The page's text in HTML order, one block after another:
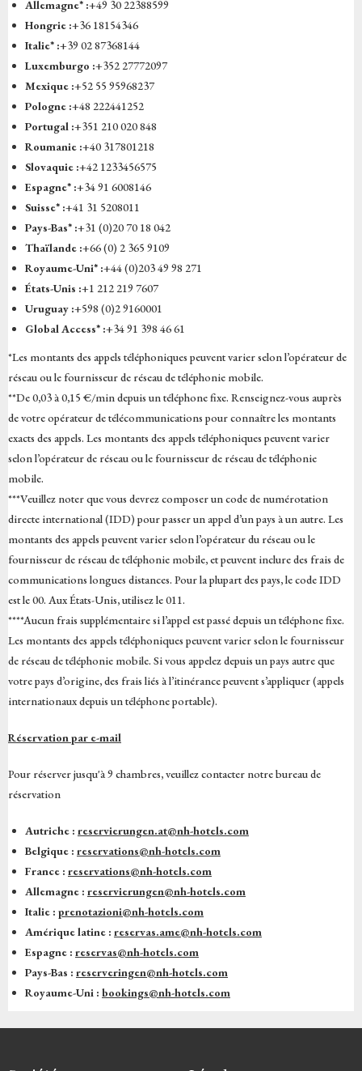
Allemagne* :+49 30 22388599
Hongrie :+36 18154346
Italie* :+39 02 87368144
Luxemburgo :+352 27772097
Mexique :+52 55 95968237
Pologne :+48 222441252
Portugal :+351 210 020 848
Roumanie :+40 317801218
Slovaquie :+42 1233456575
Espagne* :+34 91 6008146
Suisse* :+41 31 5208011
Pays-Bas* :+31 (0)20 70 18 042
Thaïlande :+66 (0) 2 365 9109
Royaume-Uni* :+44 (0)203 49 98 271
États-Unis :+1 212 219 7607
Uruguay :+598 (0)2 9160001
Global Access* :+34 91 398 46 61
*Les montants des appels téléphoniques peuvent varier selon l’opérateur de
réseau ou le fournisseur de réseau de téléphonie mobile.
**De 0,03 à 0,15 €/min depuis un téléphone fixe. Renseignez-vous auprès
de votre opérateur de télécommunications pour connaître les montants
exacts des appels. Les montants des appels téléphoniques peuvent varier
selon l’opérateur de réseau ou le fournisseur de réseau de téléphonie
mobile.
***Veuillez noter que vous devrez composer un code de numérotation
directe international (IDD) pour passer un appel d’un pays à un autre. Les
montants des appels peuvent varier selon l’opérateur du réseau ou le
fournisseur de réseau de téléphonie mobile, et peuvent inclure des frais de
communications longues distances. Pour la plupart des pays, le code IDD
est le 00. Aux États-Unis, utilisez le 011.
****Aucun frais supplémentaire si l’appel est passé depuis un téléphone fixe.
Les montants des appels téléphoniques peuvent varier selon le fournisseur
de réseau de téléphonie mobile. Si vous appelez depuis un pays autre que
votre pays d’origine, des frais liés à l’itinérance peuvent s’appliquer (appels
internationaux depuis un téléphone portable).
Réservation par e-mail
Pour réserver jusqu'à 9 chambres, veuillez contacter notre bureau de
réservation
Autriche : reservierungen.at@nh-hotels.com
Belgique : reservations@nh-hotels.com
France : reservations@nh-hotels.com
Allemagne : reservierungen@nh-hotels.com
Italie : prenotazioni@nh-hotels.com
Amérique latine : reservas.ame@nh-hotels.com
Espagne : reservas@nh-hotels.com
Pays-Bas : reserveringen@nh-hotels.com
Royaume-Uni : bookings@nh-hotels.com